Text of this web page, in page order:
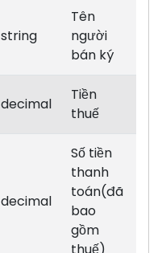
string
Tên
người
bán ký
decimal
Tiền
thuế
decimal
Số tiền
thanh
toán(đã
bao
gồm